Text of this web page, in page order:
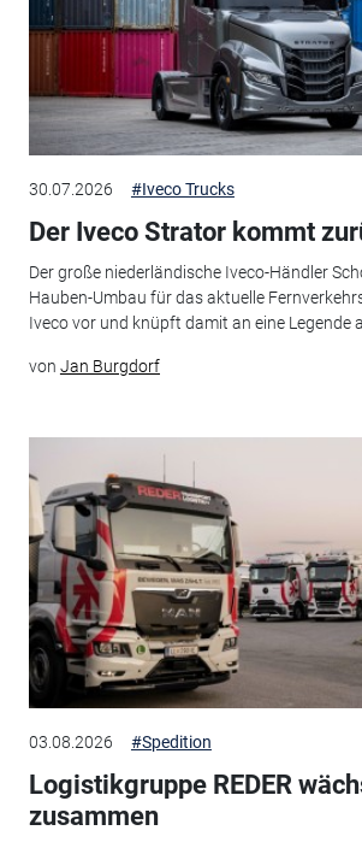
30.07.2026 #Iveco Trucks
Der Iveco Strator kommt
Der große niederländische Iveco-Händler
Hauben-Umbau für das aktuelle
Iveco vor und knüpft damit an eine Legende
von Jan Burgdorf
03.08.2026 #Spedition
Logistikgruppe REDER
zusammen